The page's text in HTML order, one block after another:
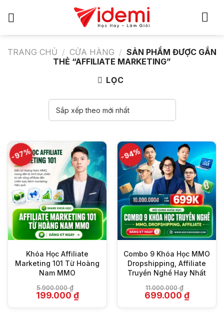
TRANG CHỦ / CỬA HÀNG / SẢN PHẨM ĐƯỢC GẮN
THẺ “AFFILIATE MARKETING”
LỌC
-97%
Khóa Học Affiliate
Marketing 101 Từ Hoàng
Nam MMO
5.900.000₫
Giá
gốc
199.000₫Giá
hiện
-94%
Combo 9 Khóa Học MMO
Dropshipping, Affiliate
Truyền Nghề Hay Nhất
11.000.000₫
Giá
gốc
699.000₫Giá
hiện